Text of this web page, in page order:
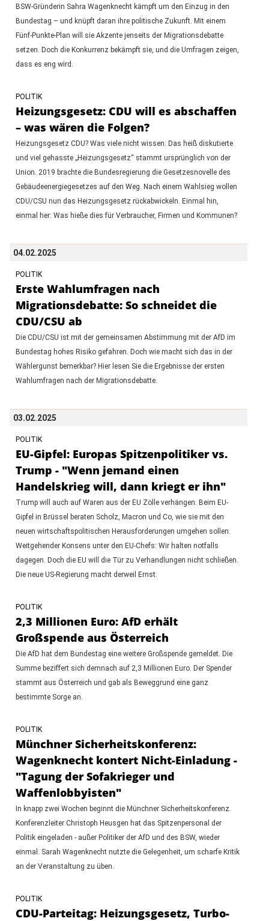
BSW-Gründerin Sahra Wagenknecht kämpft um den Einzug in den
Bundestag – und knüpft daran ihre politische Zukunft. Mit einem
Fünf-Punkte-Plan will sie Akzente jenseits der Migrationsdebatte
setzen. Doch die Konkurrenz bekämpft sie, und die Umfragen zeigen,
dass es eng wird.
POLITIK
Heizungsgesetz: CDU will es abschaffen
– was wären die Folgen?
Heizungsgesetz CDU? Was viele nicht wissen: Das heiß diskutierte
und viel gehasste „Heizungsgesetz“ stammt ursprünglich von der
Union. 2019 brachte die Bundesregierung die Gesetzesnovelle des
Gebäudeenergiegesetzes auf den Weg. Nach einem Wahlsieg wollen
CDU/CSU nun das Heizungsgesetz rückabwickeln. Einmal hin,
einmal her: Was hieße dies für Verbraucher, Firmen und Kommunen?
04.02.2025
POLITIK
Erste Wahlumfragen nach
Migrationsdebatte: So schneidet die
CDU/CSU ab
Die CDU/CSU ist mit der gemeinsamen Abstimmung mit der AfD im
Bundestag hohes Risiko gefahren. Doch wie macht sich das in der
Wählergunst bemerkbar? Hier lesen Sie die Ergebnisse der ersten
Wahlumfragen nach der Migrationsdebatte.
03.02.2025
POLITIK
EU-Gipfel: Europas Spitzenpolitiker vs.
Trump - "Wenn jemand einen
Handelskrieg will, dann kriegt er ihn"
Trump will auch auf Waren aus der EU Zölle verhängen. Beim EU-
Gipfel in Brüssel beraten Scholz, Macron und Co, wie sie mit den
neuen wirtschaftspolitischen Herausforderungen umgehen sollen.
Weitgehender Konsens unter den EU-Chefs: Wir halten notfalls
dagegen. Doch die EU will die Tür zu Verhandlungen nicht schließen.
Die neue US-Regierung macht derweil Ernst.
POLITIK
2,3 Millionen Euro: AfD erhält
Großspende aus Österreich
Die AfD hat dem Bundestag eine weitere Großspende gemeldet. Die
Summe beziffert sich demnach auf 2,3 Millionen Euro. Der Spender
stammt aus Österreich und gab als Beweggrund eine ganz
bestimmte Sorge an.
POLITIK
Münchner Sicherheitskonferenz:
Wagenknecht kontert Nicht-Einladung -
"Tagung der Sofakrieger und
Waffenlobbyisten"
In knapp zwei Wochen beginnt die Münchner Sicherheitskonferenz.
Konferenzleiter Christoph Heusgen hat das Spitzenpersonal der
Politik eingeladen - außer Politiker der AfD und des BSW, wieder
einmal. Sarah Wagenknecht nutzte die Gelegenheit, um scharfe Kritik
an der Veranstaltung zu üben.
POLITIK
CDU-Parteitag: Heizungsgesetz, Turbo-